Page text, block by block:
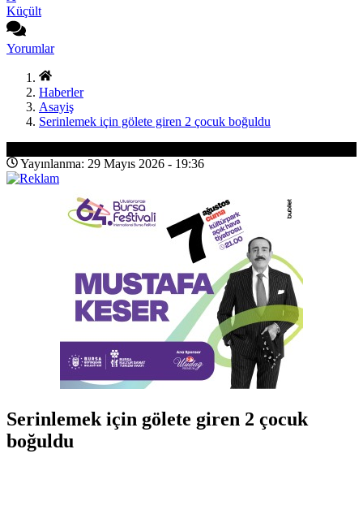
Küçült
Yorumlar
Haberler
Asayiş
Serinlemek için gölete giren 2 çocuk boğuldu
Yayınlanma: 29 Mayıs 2026 - 19:36
Serinlemek için gölete giren 2 çocuk
boğuldu